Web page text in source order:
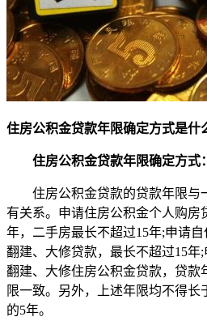
住房公积金贷款年限确定方式是什
住房公积金贷款年限确定方式：
住房公积金贷款的贷款年限与
有关系。申请住房公积金个人购房
年，二手房最长不超过15年;申请自
翻建、大修贷款，最长不超过15年;
翻建、大修住房公积金贷款，贷款
限一致。另外，上述年限均不得
的5年。